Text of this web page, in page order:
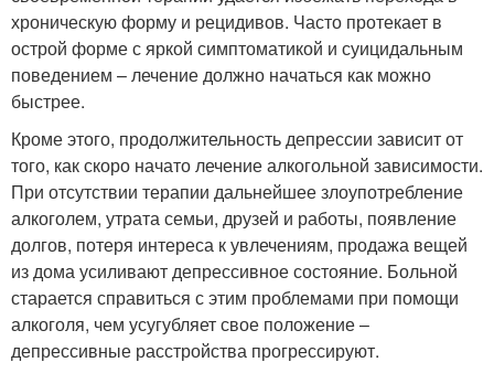
хроническую форму и рецидивов. Часто протекает в
острой форме с яркой симптоматикой и суицидальным
поведением – лечение должно начаться как можно
быстрее.
Кроме этого, продолжительность депрессии зависит от
того, как скоро начато лечение алкогольной зависимости.
При отсутствии терапии дальнейшее злоупотребление
алкоголем, утрата семьи, друзей и работы, появление
долгов, потеря интереса к увлечениям, продажа вещей
из дома усиливают депрессивное состояние. Больной
старается справиться с этим проблемами при помощи
алкоголя, чем усугубляет свое положение –
депрессивные расстройства прогрессируют.